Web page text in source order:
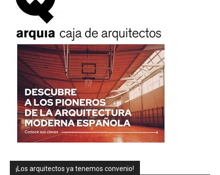
¡Los arquitectos ya tenemos convenio!